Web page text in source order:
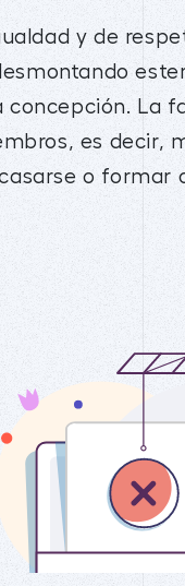
y de
La
es decir,
o formar